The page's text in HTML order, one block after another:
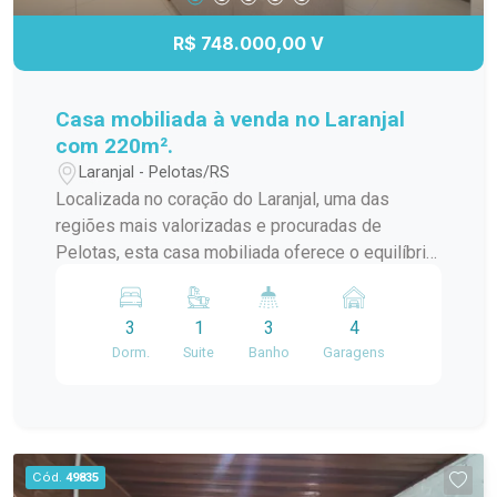
R$ 748.000,00 V
Casa mobiliada à venda no Laranjal
com 220m².
Laranjal - Pelotas/RS
Localizada no coração do Laranjal, uma das
regiões mais valorizadas e procuradas de
Pelotas, esta casa mobiliada oferece o equilíbrio
funcionalidade. Com 220 m² de área construída
em terreno bem distribuído, o imóvel dispõe de 3
dormitórios, sendo uma suíte com closet e
planejado de alto padrão. A área social é
composta por sala de estar e jantar integradas,
3
Dorm.
1
Suite
3
Banho
4
Garagens
Cód. 49835